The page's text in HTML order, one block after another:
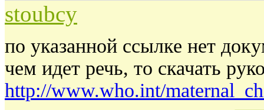
stoubcy
по указанной ссылке нет
чем идет речь, то скачать
http://www.who.int/